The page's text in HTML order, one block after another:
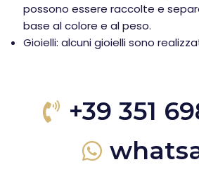
possono essere raccolte e
base al colore e al peso.
Gioielli: alcuni gioielli sono
+39 351